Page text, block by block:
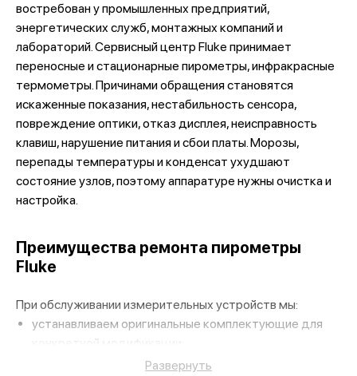
востребован у промышленных предприятий,
энергетических служб, монтажных компаний и
лабораторий. Сервисный центр Fluke принимает
переносные и стационарные пирометры, инфракрасные
термометры. Причинами обращения становятся
искаженные показания, нестабильность сенсора,
повреждение оптики, отказ дисплея, неисправность
клавиш, нарушение питания и сбои платы. Морозы,
перепады температуры и конденсат ухудшают
состояние узлов, поэтому аппаратуре нужны очистка и
настройка.
Преимущества ремонта пирометры
Fluke
При обслуживании измерительных устройств мы:
устанавливаем оригинальные комплектующие для
конкретной модификации;
привлекаем инженеров по контрольно-
Развернуть